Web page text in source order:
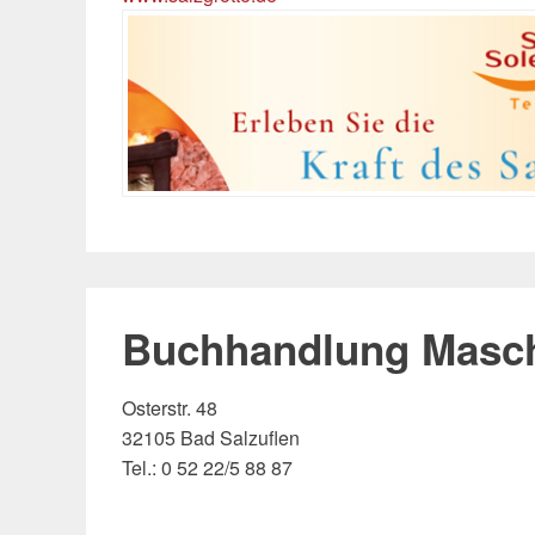
Buchhandlung
Osterstr. 48
32105 Bad Salzuflen
Tel.: 0 52 22/5 88 87